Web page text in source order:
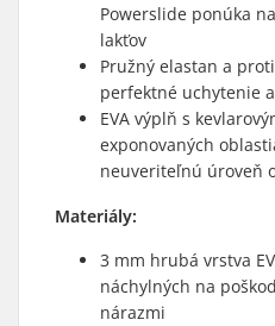
Powerslide ponúka
lakťov
Pružný elastan a
perfektné uchytenie
EVA výplň s
exponovaných
neuveriteľnú úroveň
Materiály:
3 mm hrubá vrstva
náchylných na
nárazmi